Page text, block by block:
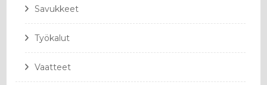
Savukkeet
Työkalut
Vaatteet